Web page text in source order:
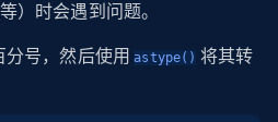
）时会遇到问题。
分号，然后使用astype() 将其转